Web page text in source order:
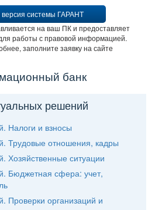
версия системы ГАРАНТ
на ваш ПК и предоставляет
работы с правовой информацией.
заполните заявку на сайте
банк
решений
Налоги и взносы
Трудовые отношения, кадры
Хозяйственные ситуации
Бюджетная сфера: учет,
Проверки организаций и